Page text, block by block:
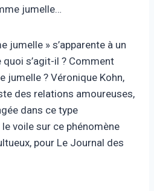
jumelle…
jumelle » s’apparente à un
s’agit-il ? Comment
jumelle ? Véronique Kohn,
des relations amoureuses,
dans ce type
voile sur ce phénomène
pour Le Journal des